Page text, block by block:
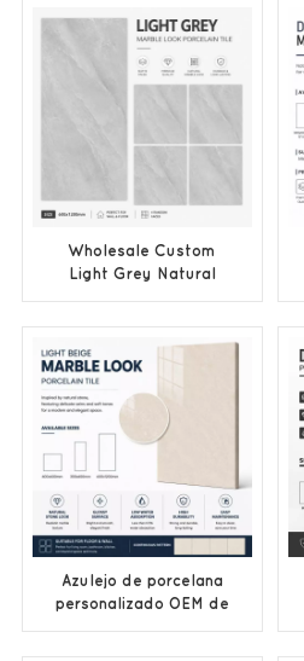
Wholesale Custom
Light Grey Natural
Azulejo de porcelana
personalizado OEM de